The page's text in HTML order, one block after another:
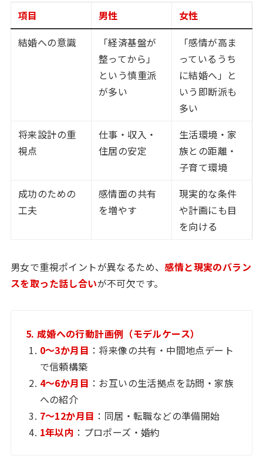
項目 男性
女性
結婚への意識
「経済基盤が
整ってから」
という慎重派
が多い
「感情が高ま
っているうち
に結婚へ」と
いう即断派も
多い
将来設計の重
視点
仕事・収入・
住居の安定
生活環境・家
族との距離・
子育て環境
成功のための
工夫
感情面の共有
を増やす
現実的な条件
や計画にも目
を向ける
男女で重視ポイントが異なるため、感情と現実のバラン
スを取った話し合いが不可欠です。
5. 成婚への行動計画例（モデルケース）
0〜3か月目 ：将来像の共有・中間地点デート
で信頼構築
4〜6か月目 ：お互いの生活拠点を訪問・家族
への紹介
7〜12か月目 ：同居・転職などの準備開始
1年以内 ：プロポーズ・婚約